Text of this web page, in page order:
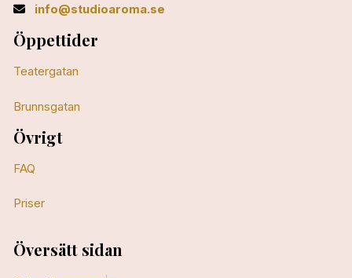
info@studioaroma.se
Öppettider
Teatergatan
Brunnsgatan
Övrigt
FAQ
Priser
Översätt sidan